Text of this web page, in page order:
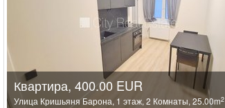
Квартира, 400.00 EUR
Улица Кришьяня Барона, 1 этаж, 2 Комнаты, 25.00m2